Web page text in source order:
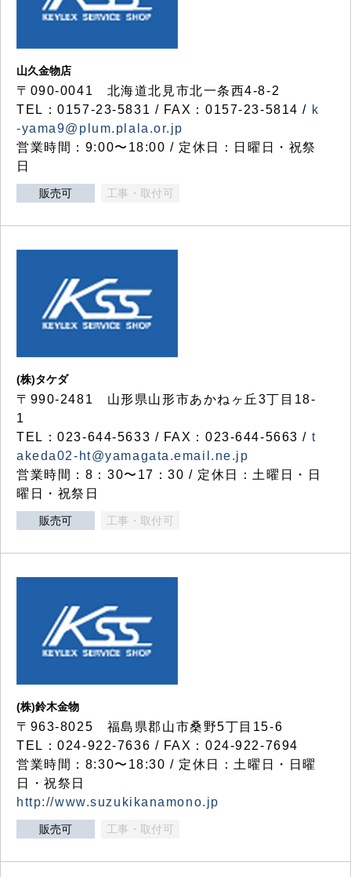
山久金物店
〒090-0041 北海道北見市北一条西4-8-2
TEL：0157-23-5831 / FAX：0157-23-5814 / k
-yama9@plum.plala.or.jp
営業時間：9:00〜18:00 / 定休日：日曜日・祝祭
日
販売可 工事・取付可
(株)タケダ
〒990-2481 山形県山形市あかねヶ丘3丁目18-
1
TEL：023-644-5633 / FAX：023-644-5663 / t
akeda02-ht@yamagata.email.ne.jp
営業時間：8：30〜17：30 / 定休日：土曜日・日
曜日・祝祭日
販売可 工事・取付可
(株)鈴木金物
〒963-8025 福島県郡山市桑野5丁目15-6
TEL：024-922-7636 / FAX：024-922-7694
営業時間：8:30〜18:30 / 定休日：土曜日・日曜
日・祝祭日
http://www.suzukikanamono.jp
販売可 工事・取付可